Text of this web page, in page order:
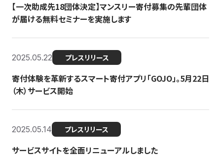
【一次助成先18団体決定】マンスリー寄付募集の先輩団体
が届ける無料セミナーを実施します
2025.05.22 プレスリリース
寄付体験を革新するスマート寄付アプリ「GOJO」。5月22日
（木）サービス開始
2025.05.14 プレスリリース
サービスサイトを全面リニューアルしました